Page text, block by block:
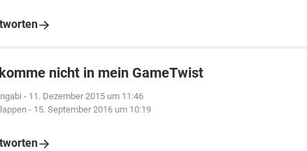
nicht in mein GameTwist
- 11. Dezember 2015 um 11:46
- 15. September 2016 um 10:19